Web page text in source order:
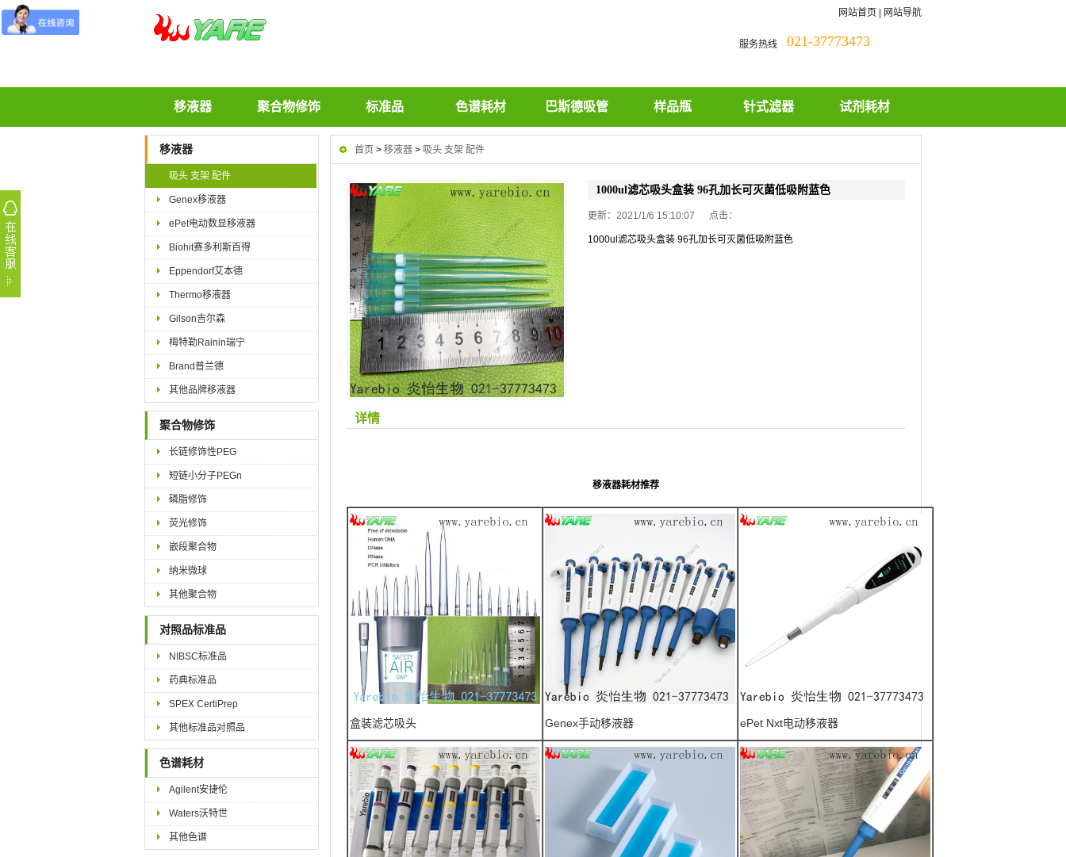
网站首页 网站导航
服务热线 021-37773473
移液器 聚合物修饰 标准品 色谱耗材 巴斯德吸管 样品瓶 针式滤器 试剂耗材
移液器
吸头 支架 配件
Genex移液器
ePet电动数显移液器
Biohit赛多利斯百得
Eppendorf艾本德
Thermo移液器
Gilson吉尔森
梅特勒Rainin瑞宁
Brand普兰德
其他品牌移液器
聚合物修饰
长链修饰性PEG
短链小分子PEGn
磷脂修饰
荧光修饰
嵌段聚合物
纳米微球
其他聚合物
对照品标准品
NIBSC标准品
药典标准品
SPEX CertiPrep
其他标准品对照品
色谱耗材
Agilent安捷伦
Waters沃特世
其他色谱
首页 > 移液器 > 吸头 支架 配件
1000ul滤芯吸头盒装 96孔加长可灭菌低吸附蓝色
更新：2021/1/6 15:10:07 点击：
1000ul滤芯吸头盒装 96孔加长可灭菌低吸附蓝色
详情
移液器耗材推荐
盒装滤芯吸头 Genex手动移液器 ePet Nxt电动移液器